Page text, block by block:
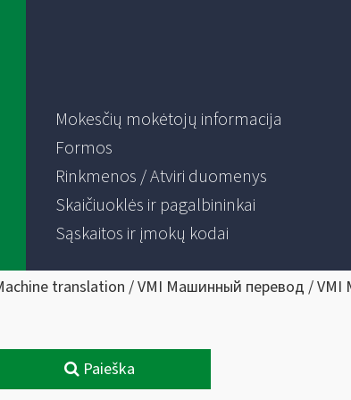
Mokesčių mokėtojų informacija
Formos
Rinkmenos / Atviri duomenys
Skaičiuoklės ir pagalbininkai
Sąskaitos ir įmokų kodai
translation / VMI Машинный перевод /
Paieška